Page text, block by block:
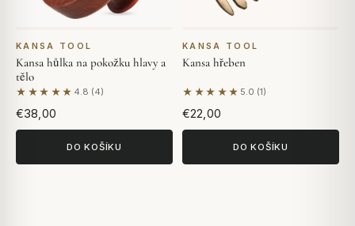
KANSA TOOL
Kansa hůlka na pokožku hlavy a
tělo
★★★★★ 4.8 (4)
Na základě 4 hodnocení
€38,00
DO KOŠÍKU
KANSA TOOL
Kansa hřeben
★★★★★ 5.0 (1)
Na základě 1 hodnocení
€22,00
DO KOŠÍKU